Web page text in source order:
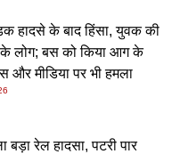
हादसे के बाद हिंसा, युवक की
लोग; बस को किया आग के
और मीडिया पर भी हमला
बड़ा रेल हादसा, पटरी पार